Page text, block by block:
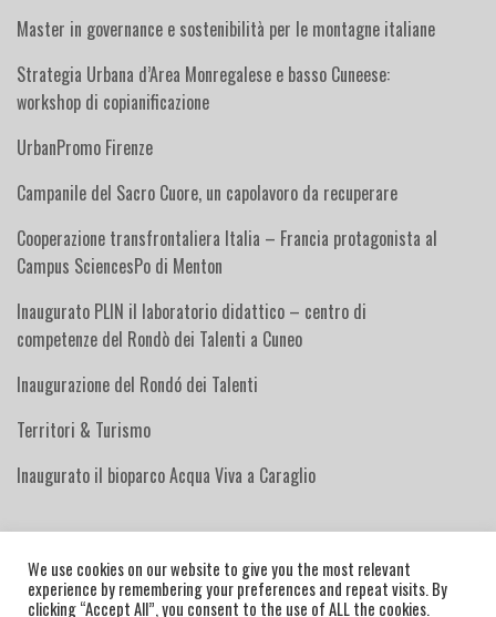
Master in governance e sostenibilità per le montagne italiane
Strategia Urbana d’Area Monregalese e basso Cuneese:
workshop di copianificazione
UrbanPromo Firenze
Campanile del Sacro Cuore, un capolavoro da recuperare
Cooperazione transfrontaliera Italia – Francia protagonista al
Campus SciencesPo di Menton
Inaugurato PLIN il laboratorio didattico – centro di
competenze del Rondò dei Talenti a Cuneo
Inaugurazione del Rondó dei Talenti
Territori & Turismo
Inaugurato il bioparco Acqua Viva a Caraglio
PRESENTAZIONE DELLA SOCIETÀ IL GRUPPO DI LAVORO
We use cookies on our website to give you the most relevant
experience by remembering your preferences and repeat visits. By
clicking “Accept All”, you consent to the use of ALL the cookies.